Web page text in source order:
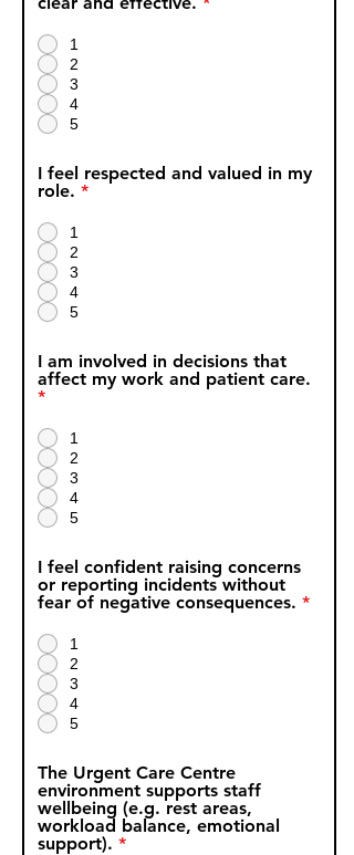
1
2
3
4
5
I feel respected and valued in my
role. *
1
2
3
4
5
I am involved in decisions that
affect my work and patient care.
*
1
2
3
4
5
I feel confident raising concerns
or reporting incidents without
fear of negative consequences. *
1
2
3
4
5
The Urgent Care Centre
environment supports staff
wellbeing (e.g. rest areas,
workload balance, emotional
support). *